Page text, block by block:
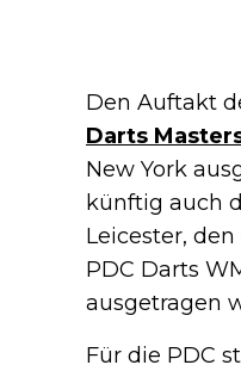
Den Auftakt
Darts
New York
künftig auch
Leicester,
PDC Darts
ausgetragen
Für die PDC